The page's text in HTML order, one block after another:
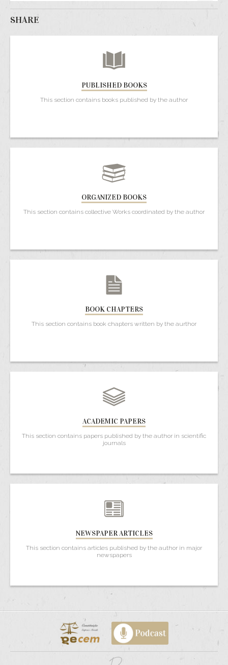
SHARE
PUBLISHED BOOKS
This section contains books published by the author
ORGANIZED BOOKS
This section contains collective Works coordinated by the author
BOOK CHAPTERS
This section contains book chapters written by the aurthor
ACADEMIC PAPERS
This section contains papers published by the author in scientific
journals
NEWSPAPER ARTICLES
This section contains articles published by the author in major
newspapers